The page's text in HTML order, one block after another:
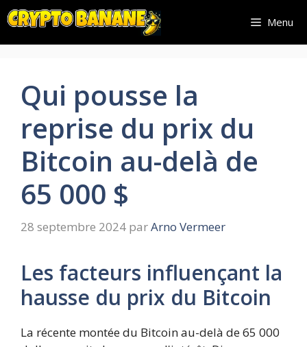
Aller
au
contenu
Menu
Qui pousse la
reprise du prix du
Bitcoin au-delà de
65 000 $
28 septembre 2024 parArno Vermeer
Les facteurs influençant la
hausse du prix du Bitcoin
La récente montée du Bitcoin au-delà de 65 000